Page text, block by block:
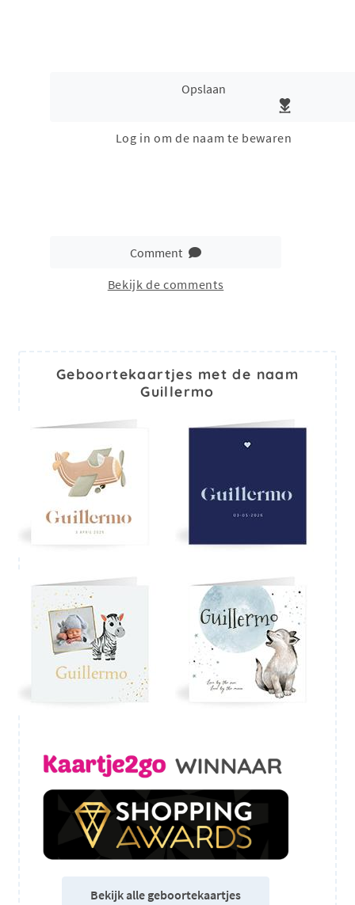
Opslaan
Log in om de naam te bewaren
Comment
Bekijk de comments
Geboortekaartjes met de naam
Guillermo
Bekijk alle geboortekaartjes